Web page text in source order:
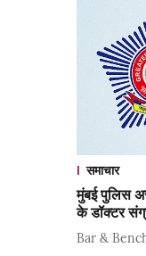
समाचार
मुंबई पुलिस
के डॉक्टर
Bar &